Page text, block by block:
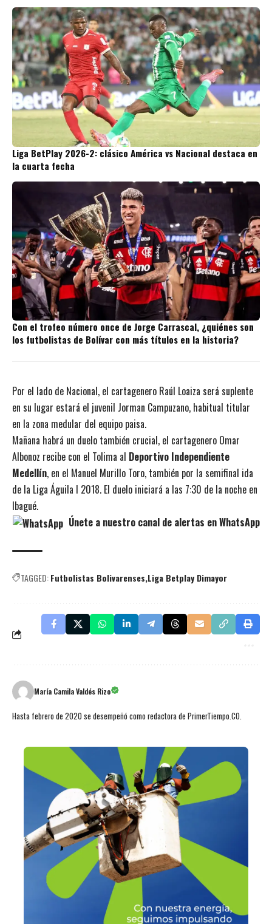
Liga BetPlay 2026-2: clásico América vs Nacional destaca en
la cuarta fecha
Con el trofeo número once de Jorge Carrascal, ¿quiénes son
los futbolistas de Bolívar con más títulos en la historia?
Por el lado de Nacional, el cartagenero Raúl Loaiza será suplente
en su lugar estará el juvenil Jorman Campuzano, habitual titular
en la zona medular del equipo paisa.
Mañana habrá un duelo también crucial, el cartagenero Omar
Albonoz recibe con el Tolima al Deportivo Independiente
Medellín, en el Manuel Murillo Toro, también por la semifinal ida
de la Liga Águila I 2018. El duelo iniciará a las 7:30 de la noche en
Ibagué.
Únete a nuestro canal de alertas en WhatsApp
TAGGED:Futbolistas Bolivarenses Liga Betplay Dimayor
María Camila Valdés Rizo
Hasta febrero de 2020 se desempeñó como redactora de PrimerTiempo.CO.